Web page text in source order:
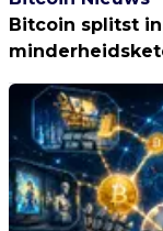
Bitcoin splitst in